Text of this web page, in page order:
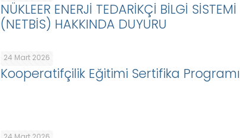
NÜKLEER ENERJİ TEDARİKÇİ BİLGİ SİSTEMİ
(NETBİS) HAKKINDA DUYURU
24 Mart 2026
Kooperatifçilik Eğitimi Sertifika Programı